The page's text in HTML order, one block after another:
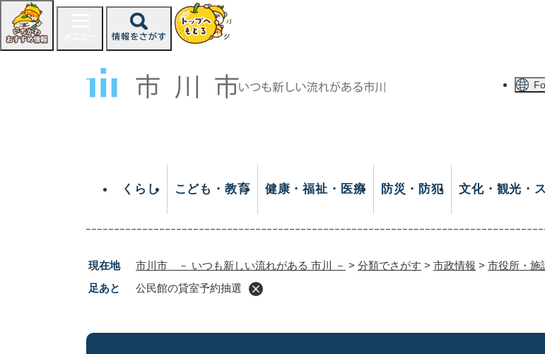
ジ
くらし こども・教育 健康・福祉・医療 防災・防犯 文化・観光・
現在地 市川市 － いつも新しい流れがある 市川 － > 分類でさがす > 市政情報 > 市役所・施
足あと
公民館の貸室予約抽選
本